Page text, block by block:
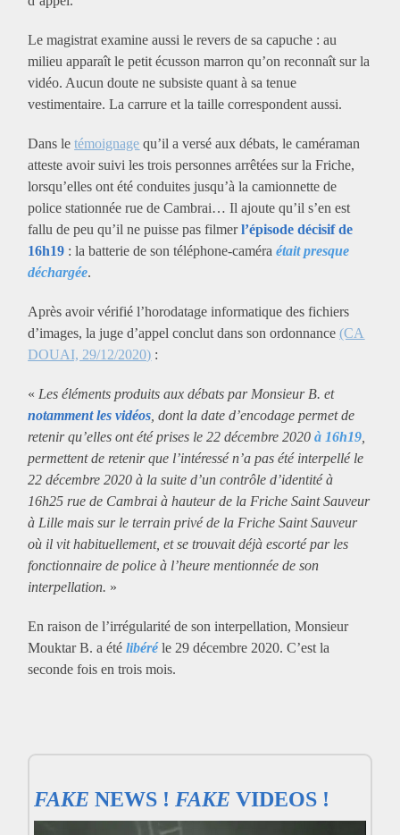
Le magistrat examine aussi le revers de sa capuche : au
milieu apparaît le petit écusson marron qu’on reconnaît sur la
vidéo. Aucun doute ne subsiste quant à sa tenue
vestimentaire. La carrure et la taille correspondent aussi.
Dans letémoignage qu’il a versé aux débats, le caméraman
atteste avoir suivi les trois personnes arrêtées sur la Friche,
lorsqu’elles ont été conduites jusqu’à la camionnette de
police stationnée rue de Cambrai… Il ajoute qu’il s’en est
fallu de peu qu’il ne puisse pas filmerl’épisode décisif de
16h19 : la batterie de son téléphone-caméraétait presque
déchargée.
Après avoir vérifié l’horodatage informatique des fichiers
d’images, la juge d’appel conclut dans son ordonnance(CA
DOUAI, 29/12/2020) :
« Les éléments produits aux débats par Monsieur B. et
notamment les vidéos , dont la date d’encodage permet de
retenir qu’elles ont été prises le 22 décembre 2020à 16h19
permettent de retenir que l’intéressé n’a pas été interpellé le
22 décembre 2020 à la suite d’un contrôle d’identité à
16h25 rue de Cambrai à hauteur de la Friche Saint Sauveur
à Lille mais sur le terrain privé de la Friche Saint Sauveur
où il vit habituellement, et se trouvait déjà escorté par les
fonctionnaire de police à l’heure mentionnée de son
interpellation. »
En raison de l’irrégularité de son interpellation, Monsieur
Mouktar B. a étélibéréle 29 décembre 2020. C’est la
seconde fois en trois mois.
FAKE NEWS ! FAKE VIDEOS !